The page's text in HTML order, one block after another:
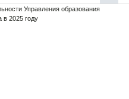
Управления образования
в 2025 году